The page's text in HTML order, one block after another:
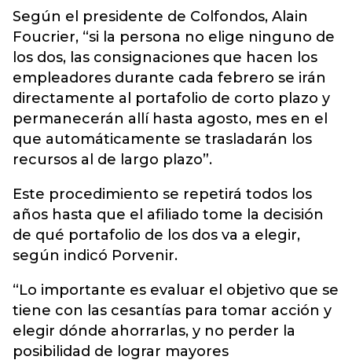
Según el presidente de Colfondos, Alain
Foucrier, “si la persona no elige ninguno de
los dos, las consignaciones que hacen los
empleadores durante cada febrero se irán
directamente al portafolio de corto plazo y
permanecerán allí hasta agosto, mes en el
que automáticamente se trasladarán los
recursos al de largo plazo”.
Este procedimiento se repetirá todos los
años hasta que el afiliado tome la decisión
de qué portafolio de los dos va a elegir,
según indicó Porvenir.
“Lo importante es evaluar el objetivo que se
tiene con las cesantías para tomar acción y
elegir dónde ahorrarlas, y no perder la
posibilidad de lograr mayores